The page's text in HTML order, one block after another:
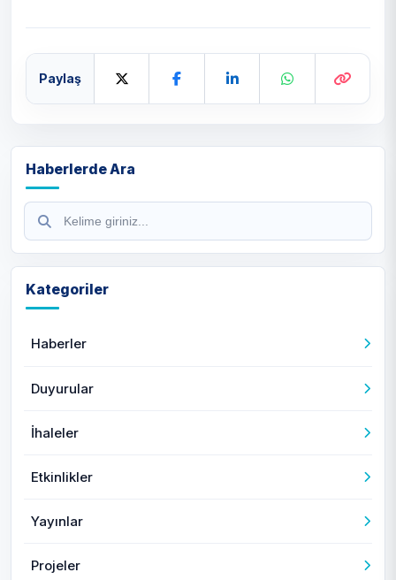
Haberlerde Ara
Kategoriler
Haberler
Duyurular
İhaleler
Etkinlikler
Yayınlar
Projeler
Paylaş